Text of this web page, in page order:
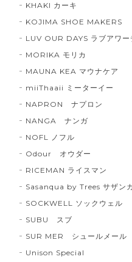
KHAKI カーキ
KOJIMA SHOE MAKERS
LUV OUR DAYS ラブアワー
MORIKA モリカ
MAUNA KEA マウナケア
miiThaaii ミーターイー
NAPRON ナプロン
NANGA ナンガ
NOFL ノフル
Odour オウダー
RICEMAN ライスマン
Sasanqua by Trees サザン
SOCKWELL ソックウェル
SUBU スブ
SUR MER シュールメール
Unison Special